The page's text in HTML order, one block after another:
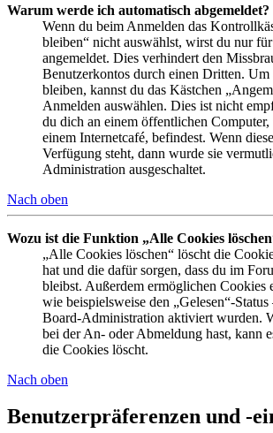
Warum werde ich automatisch abgemeldet?
Wenn du beim Anmelden das
bleiben“ nicht auswählst, wirst du nur
angemeldet. Dies verhindert den
Benutzerkontos durch einen Dritten. Um
bleiben, kannst du das Kästchen
Anmelden auswählen. Dies ist nicht
du dich an einem öffentlichen
einem Internetcafé, befindest. Wenn
Verfügung steht, dann wurde sie
Administration ausgeschaltet.
Nach oben
Wozu ist die Funktion „Alle Cookies
„Alle Cookies löschen“ löscht die
hat und die dafür sorgen, dass du im
bleibst. Außerdem ermöglichen Cookies
wie beispielsweise den „Gelesen“-
Board-Administration aktiviert wurden.
bei der An- oder Abmeldung hast, kann
die Cookies löscht.
Nach oben
Benutzerpräferenzen und -